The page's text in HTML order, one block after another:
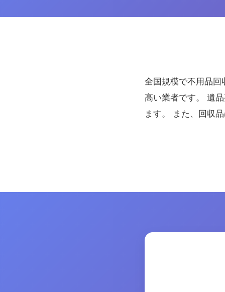
全国規模で不用品回
高い業者です。 遺
ます。 また、回収